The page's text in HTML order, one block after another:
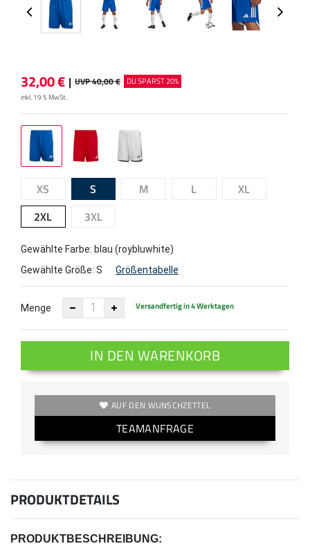
32,00€ | UVP 40,00 € DU SPARST 20%
inkl. 19 % MwSt.
XS S M L
XL
2XL
3XL
Gewählte Farbe: blau (roybluwhite)
Gewählte Größe: S Größentabelle
Menge Versandfertig in 4 Werktagen
IN DEN WARENKORB
AUF DEN WUNSCHZETTEL
TEAMANFRAGE
PRODUKTDETAILS
PRODUKTBESCHREIBUNG: